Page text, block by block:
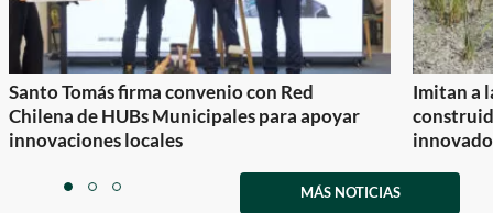
Santo Tomás firma convenio con Red
Chilena de HUBs Municipales para apoyar
innovaciones locales
Imitan a
itemitemitem
MÁS NOTICIAS